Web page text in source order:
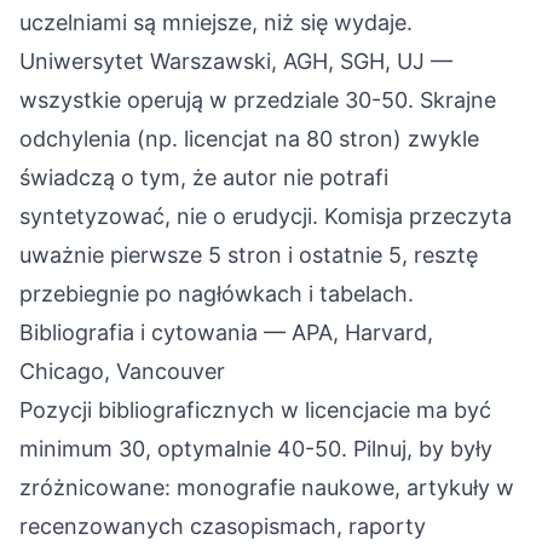
uczelniami są mniejsze, niż się wydaje.
Uniwersytet Warszawski, AGH, SGH, UJ —
wszystkie operują w przedziale 30-50. Skrajne
odchylenia (np. licencjat na 80 stron) zwykle
świadczą o tym, że autor nie potrafi
syntetyzować, nie o erudycji. Komisja przeczyta
uważnie pierwsze 5 stron i ostatnie 5, resztę
przebiegnie po nagłówkach i tabelach.
Bibliografia i cytowania — APA, Harvard,
Chicago, Vancouver
Pozycji bibliograficznych w licencjacie ma być
minimum 30, optymalnie 40-50. Pilnuj, by były
zróżnicowane: monografie naukowe, artykuły w
recenzowanych czasopismach, raporty